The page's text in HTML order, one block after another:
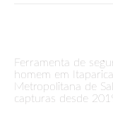
Ferramenta de
homem em
Metropolitana de
capturas desde